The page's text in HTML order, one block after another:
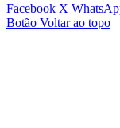
Facebook X
Botão Voltar ao topo